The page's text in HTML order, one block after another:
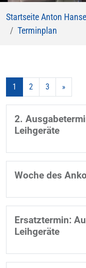
Startseite Anton
Terminplan
1 2 3 »
2.
Leihgeräte
Woche des
Ersatztermin:
Leihgeräte